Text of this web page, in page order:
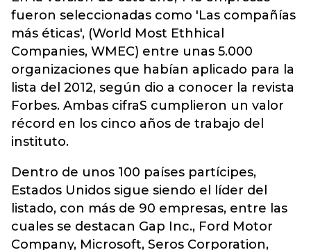
fueron seleccionadas como 'Las compañías
más éticas', (World Most Ethhical
Companies, WMEC) entre unas 5.000
organizaciones que habían aplicado para la
lista del 2012, según dio a conocer la revista
Forbes. Ambas cifraS cumplieron un valor
récord en los cinco años de trabajo del
instituto.
Dentro de unos 100 países partícipes,
Estados Unidos sigue siendo el líder del
listado, con más de 90 empresas, entre las
cuales se destacan Gap Inc., Ford Motor
Company, Microsoft, Seros Corporation,